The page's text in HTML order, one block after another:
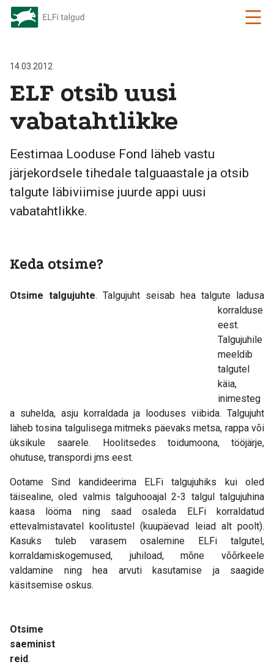
14.03.2012
ELF otsib uusi
vabatahtlikke
Eestimaa Looduse Fond läheb vastu
järjekordsele tihedale talguaastale ja otsib
talgute läbiviimise juurde appi uusi
vabatahtlikke.
Keda otsime?
Otsime talgujuhte. Talgujuht seisab hea talgute ladusa
korralduse
eest.
Talgujuhile
meeldib
talgutel
käia,
inimesteg
a suhelda, asju korraldada ja looduses viibida. Talgujuht
läheb tosina talgulisega mitmeks päevaks metsa, rappa või
üksikule saarele. Hoolitsedes toidumoona, tööjärje,
ohutuse, transpordi jms eest.
Ootame Sind kandideerima ELFi talgujuhiks kui oled
täisealine, oled valmis talguhooajal 2-3 talgul talgujuhina
kaasa lööma ning saad osaleda ELFi korraldatud
ettevalmistavatel koolitustel (kuupäevad leiad alt poolt).
Kasuks tuleb varasem osalemine ELFi talgutel,
korraldamiskogemused, juhiload, mõne võõrkeele
valdamine ning hea arvuti kasutamise ja saagide
käsitsemise oskus.
Otsime
saeminist
reid.